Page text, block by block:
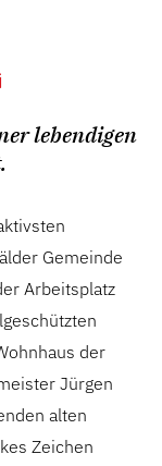
lebendigen
Gemeinde
Arbeitsplatz
der
Jürgen
alten
Zeichen